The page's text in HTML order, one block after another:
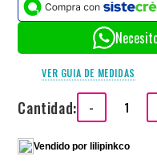
VER GUIA DE MEDIDAS
Cantidad: -
Vendido porlilipinkco